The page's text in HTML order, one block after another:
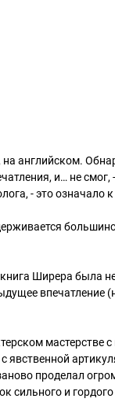
английском.
и… не
- это означало
Ширера была
впечатление
проделал
сильного и